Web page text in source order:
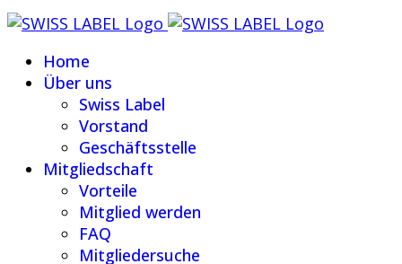
Home
Über uns
Swiss Label
Vorstand
Geschäftsstelle
Mitgliedschaft
Vorteile
Mitglied werden
FAQ
Mitgliedersuche